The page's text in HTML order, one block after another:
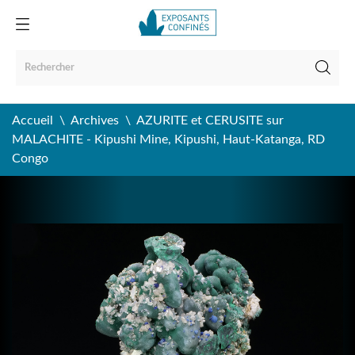
Accueil Archives
AZURITE et CERUSITE sur
MALACHITE - Kipushi Mine, Kipushi, Haut-Katanga, RD
Congo